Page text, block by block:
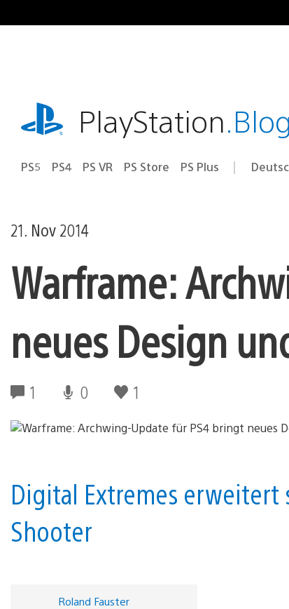
Inhalt
playstation.comPlayStation.Blog
PS5 PS4 PS VR PS Store PS Plus Select
21. Nov 2014
Warframe:
neues Design
1 0 1
Digital Extremes erweitert
Shooter
Roland Fauster